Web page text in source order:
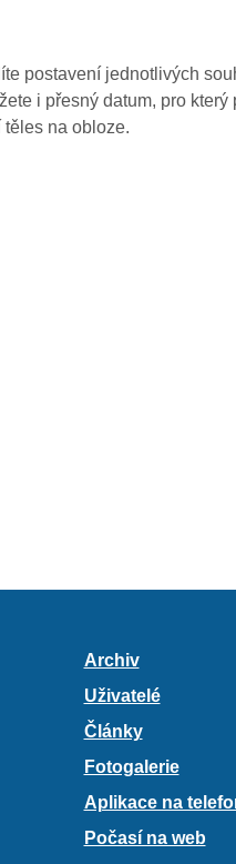
postavení jednotlivých
i přesný datum, pro který
těles na obloze.
Archiv
Uživatelé
Články
Fotogalerie
Aplikace na
Počasí na web